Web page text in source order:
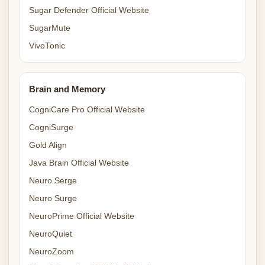
Sugar Defender Official Website
SugarMute
VivoTonic
Brain and Memory
CogniCare Pro Official Website
CogniSurge
Gold Align
Java Brain Official Website
Neuro Serge
Neuro Surge
NeuroPrime Official Website
NeuroQuiet
NeuroZoom